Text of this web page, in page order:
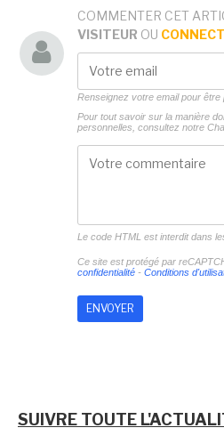
COMMENTER CET
VISITEUR OU
Renseignez votre email pour
Pour tout savoir sur la manière
personnelles, consultez notre
Le code HTML est interdit dans
Ce site est protégé par
confidentialité- Conditions
SUIVRE TOUTE